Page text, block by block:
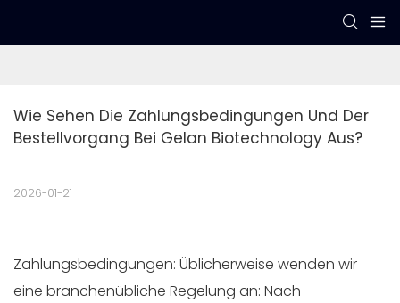
Wie Sehen Die Zahlungsbedingungen Und Der
Bestellvorgang Bei Gelan Biotechnology Aus?
2026-01-21
Zahlungsbedingungen: Üblicherweise wenden wir
eine branchenübliche Regelung an: Nach